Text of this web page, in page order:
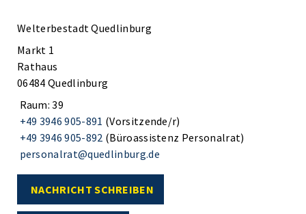
Welterbestadt Quedlinburg
Markt 1
Rathaus
06484 Quedlinburg
Raum: 39
+49 3946 905-891 (Vorsitzende/r)
+49 3946 905-892 (Büroassistenz Personalrat)
personalrat@quedlinburg.de
NACHRICHT SCHREIBEN